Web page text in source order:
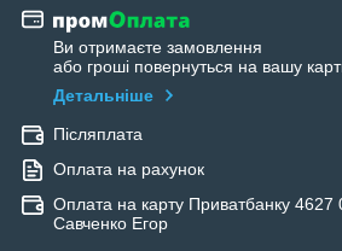
Ви отримаєте замовлення
або гроші повернуться на вашу
Детальніше
Післяплата
Оплата на рахунок
Оплата на карту Приватбанку 4627
Савченко Егор